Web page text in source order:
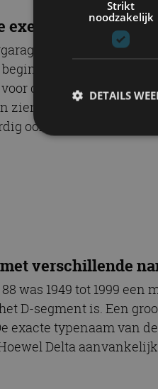
in Etten-Leur
begin 2007 in
de rest volledig
zien. Hij is niet
ook lpg lust) met een
verschillende
was 1949 tot 1999
D-segment is. Een
exacte typenaam van
Hoewel Delta
Strikt
noodzakelijk
DETAILS